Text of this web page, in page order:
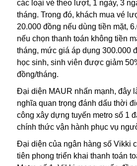
các loại vé theo lượt, 1 ngày, 3
tháng. Trong đó, khách mua vé
20.000 đồng nếu dùng tiền mặt,
nếu chọn thanh toán không tiền
tháng, mức giá áp dụng 300.000
học sinh, sinh viên được giảm
đồng/tháng.
Đại diện MAUR nhấn mạnh, đây
nghĩa quan trọng đánh dấu thời
công xây dựng tuyến metro số 1
chính thức vận hành phục vụ
Đại diện của ngân hàng số Vikki
tiên phong triển khai thanh toán